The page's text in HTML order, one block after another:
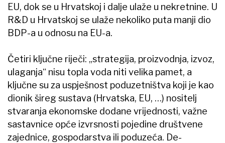
EU, dok se u Hrvatskoj i dalje ulaže u nekretnine. U
R&D u Hrvatskoj se ulaže nekoliko puta manji dio
BDP-a u odnosu na EU-a.
Četiri ključne riječi: „strategija, proizvodnja, izvoz,
ulaganja“ nisu topla voda niti velika pamet, a
ključne su za uspješnost poduzetništva koji je kao
dionik šireg sustava (Hrvatska, EU, …) nositelj
stvaranja ekonomske dodane vrijednosti, važne
sastavnice opće izvrsnosti pojedine društvene
zajednice, gospodarstva ili poduzeća. De-